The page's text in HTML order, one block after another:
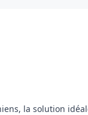
la solution